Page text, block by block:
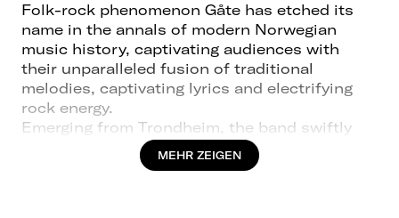
Folk-rock phenomenon Gåte has etched its
name in the annals of modern Norwegian
music history, captivating audiences with
their unparalleled fusion of traditional
melodies, captivating lyrics and electrifying
rock energy.
Emerging from Trondheim, the band swiftly
ascended to national acclaim in the early
2000s, earning a cherished status as a
MEHR ZEIGEN